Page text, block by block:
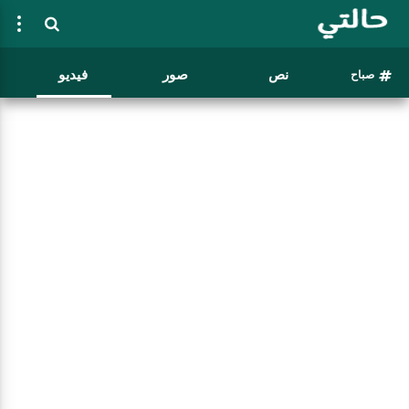
صباح نص صور فيديو